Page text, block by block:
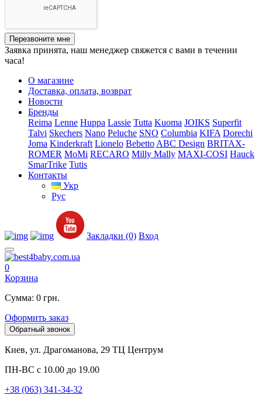
Перезвоните мне
Заявка принята, наш менеджер свяжется с вами в течении
часа!
О магазине
Доставка, оплата, возврат
Новости
Бренды
Reima Lenne Huppa Lassie Tutta Kuoma JOIKS Superfit
Talvi Skechers Nano Peluche SNO Columbia KIFA Dorechi
Joma Kinderkraft Lionelo Bebetto ABC Design BRITAX-
ROMER MoMi RECARO Milly Mally MAXI-COSI Hauck
SmarTrike Tutis
Контакты
Укр
Рус
Закладки (0) Вход
0
Корзина
Сумма: 0 грн.
Оформить заказ
Обратный звонок
Киев, ул. Драгоманова, 29 ТЦ Центрум
ПН-ВС с 10.00 до 19.00
+38 (063) 341-34-32